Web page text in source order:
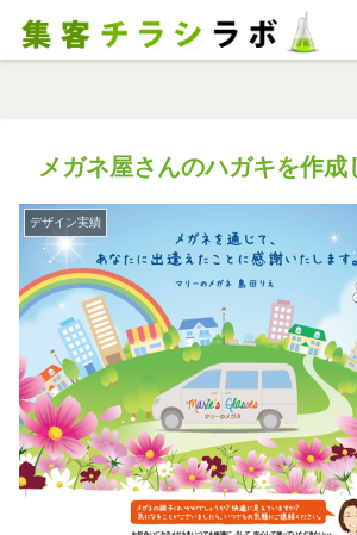
メガネ屋さんのハガキを作成
デザイン実績